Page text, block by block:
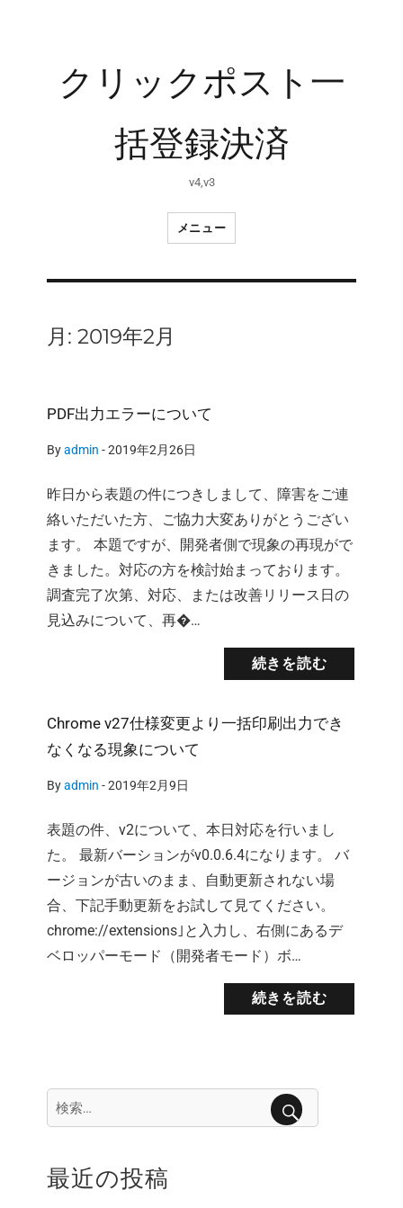
クリックポスト一
括登録決済
v4,v3
メニュー
月: 2019年2月
PDF出力エラーについて
Byadmin -2019年2月26日
昨日から表題の件につきしまして、障害をご連
絡いただいた方、ご協力大変ありがとうござい
ます。 本題ですが、開発者側で現象の再現がで
きました。対応の方を検討始まっております。
調査完了次第、対応、または改善リリース日の
見込みについて、再�…
続きを読む
Chrome v27仕様変更より一括印刷出力でき
なくなる現象について
Byadmin -2019年2月9日
表題の件、v2について、本日対応を行いまし
た。 最新バーションがv0.0.6.4になります。 バ
ージョンが古いのまま、自動更新されない場
合、下記手動更新をお試して見てください。
chrome://extensions｣と入力し、右側にあるデ
ベロッパーモード（開発者モード）ボ…
続きを読む
検
索:
最近の投稿